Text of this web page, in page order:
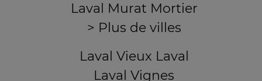
Laval Murat Mortier
> Plus de villes
Laval Vieux Laval
Laval Vignes